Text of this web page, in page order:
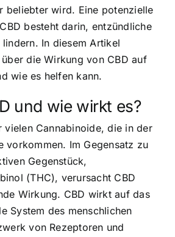
beliebter wird. Eine potenzielle
besteht darin, entzündliche
In diesem Artikel
die Wirkung von CBD auf
wie es helfen kann.
und wie wirkt es?
vielen Cannabinoide, die in der
vorkommen. Im Gegensatz zu
Gegenstück,
(THC), verursacht CBD
Wirkung. CBD wirkt auf das
System des menschlichen
von Rezeptoren und